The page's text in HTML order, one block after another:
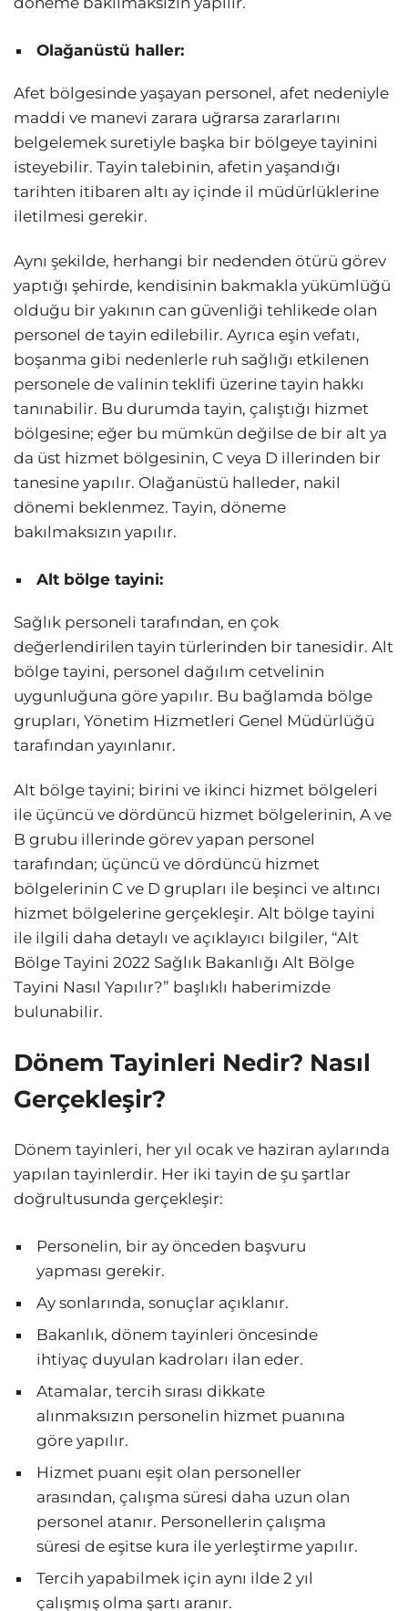
Olağanüstü haller:
Afet bölgesinde yaşayan personel, afet nedeniyle
maddi ve manevi zarara uğrarsa zararlarını
belgelemek suretiyle başka bir bölgeye tayinini
isteyebilir. Tayin talebinin, afetin yaşandığı
tarihten itibaren altı ay içinde il müdürlüklerine
iletilmesi gerekir.
Aynı şekilde, herhangi bir nedenden ötürü görev
yaptığı şehirde, kendisinin bakmakla yükümlüğü
olduğu bir yakının can güvenliği tehlikede olan
personel de tayin edilebilir. Ayrıca eşin vefatı,
boşanma gibi nedenlerle ruh sağlığı etkilenen
personele de valinin teklifi üzerine tayin hakkı
tanınabilir. Bu durumda tayin, çalıştığı hizmet
bölgesine; eğer bu mümkün değilse de bir alt ya
da üst hizmet bölgesinin, C veya D illerinden bir
tanesine yapılır. Olağanüstü halleder, nakil
dönemi beklenmez. Tayin, döneme
bakılmaksızın yapılır.
Alt bölge tayini:
Sağlık personeli tarafından, en çok
değerlendirilen tayin türlerinden bir tanesidir. Alt
bölge tayini, personel dağılım cetvelinin
uygunluğuna göre yapılır. Bu bağlamda bölge
grupları, Yönetim Hizmetleri Genel Müdürlüğü
tarafından yayınlanır.
Alt bölge tayini; birini ve ikinci hizmet bölgeleri
ile üçüncü ve dördüncü hizmet bölgelerinin, A ve
B grubu illerinde görev yapan personel
tarafından; üçüncü ve dördüncü hizmet
bölgelerinin C ve D grupları ile beşinci ve altıncı
hizmet bölgelerine gerçekleşir. Alt bölge tayini
ile ilgili daha detaylı ve açıklayıcı bilgiler, “Alt
Bölge Tayini 2022 Sağlık Bakanlığı Alt Bölge
Tayini Nasıl Yapılır?” başlıklı haberimizde
bulunabilir.
Dönem Tayinleri Nedir? Nasıl
Gerçekleşir?
Dönem tayinleri, her yıl ocak ve haziran aylarında
yapılan tayinlerdir. Her iki tayin de şu şartlar
doğrultusunda gerçekleşir:
Personelin, bir ay önceden başvuru
yapması gerekir.
Ay sonlarında, sonuçlar açıklanır.
Bakanlık, dönem tayinleri öncesinde
ihtiyaç duyulan kadroları ilan eder.
Atamalar, tercih sırası dikkate
alınmaksızın personelin hizmet puanına
göre yapılır.
Hizmet puanı eşit olan personeller
arasından, çalışma süresi daha uzun olan
personel atanır. Personellerin çalışma
süresi de eşitse kura ile yerleştirme yapılır.
Tercih yapabilmek için aynı ilde 2 yıl
çalışmış olma şartı aranır.